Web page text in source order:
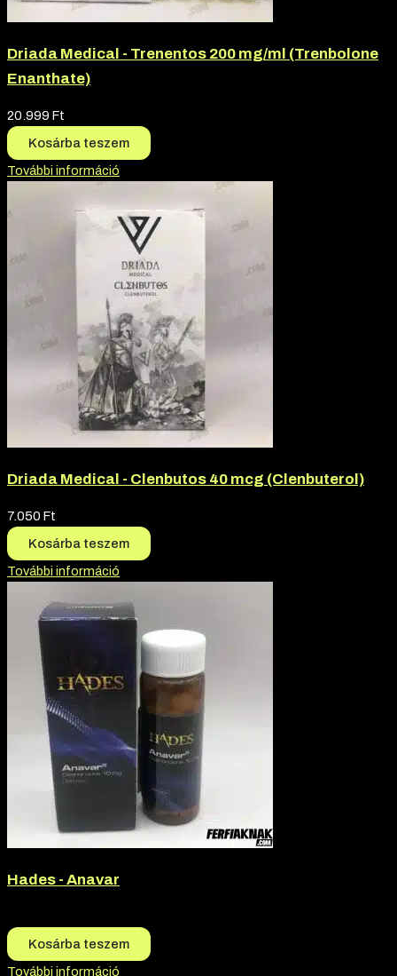
Driada Medical - Trenentos 200 mg/ml (Trenbolone
Enanthate)
20.999 Ft
Kosárba teszem
További információ
Driada Medical - Clenbutos 40 mcg (Clenbuterol)
7.050 Ft
Kosárba teszem
További információ
Hades - Anavar
Kosárba teszem
További információ